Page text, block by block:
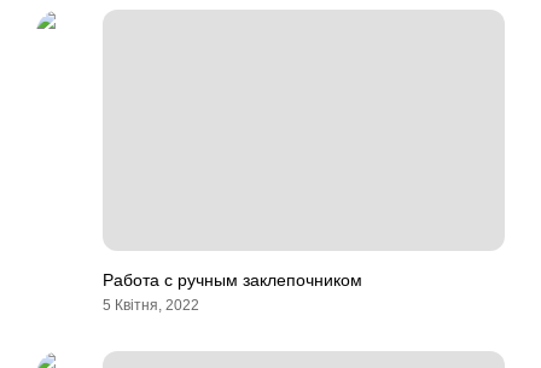
Работа с ручным заклепочником
5 Квітня, 2022